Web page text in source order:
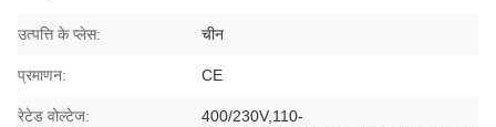
उत्पत्ति के प्लेस: चीन
प्रमाणन: CE
रेटेड वोल्टेज:
400/230V,110-